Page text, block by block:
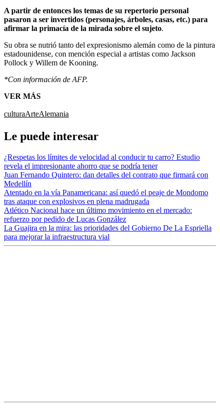
A partir de entonces los temas de su repertorio personal
pasaron a ser invertidos (personajes, árboles, casas, etc.) para
afirmar la primacía de la mirada sobre el sujeto.
Su obra se nutrió tanto del expresionismo alemán como de la pintura
estadounidense, con mención especial a artistas como Jackson
Pollock y Willem de Kooning.
*Con información de AFP.
VER MÁS
culturaArteAlemania
Le puede interesar
¿Respetas los límites de velocidad al conducir tu carro? Estudio
revela el impresionante ahorro que se podría tener
Juan Fernando Quintero: dan detalles del contrato que firmará con
Medellín
Atentado en la vía Panamericana: así quedó el peaje de Mondomo
tras ataque con explosivos en plena madrugada
Atlético Nacional hace un último movimiento en el mercado:
refuerzo por pedido de Lucas González
La Guajira en la mira: las prioridades del Gobierno De La Espriella
para mejorar la infraestructura vial